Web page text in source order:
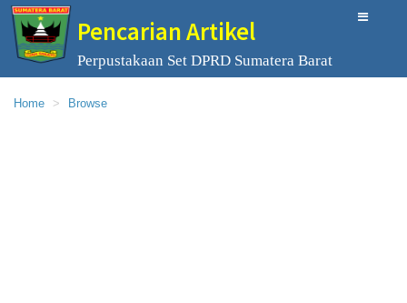
Pencarian Artikel
Perpustakaan Set DPRD Sumatera Barat
Home Browse